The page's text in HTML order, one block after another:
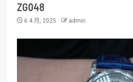
ZG048
6 4 月, 2025 admin